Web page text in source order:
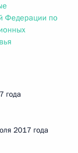
Федерации по
года